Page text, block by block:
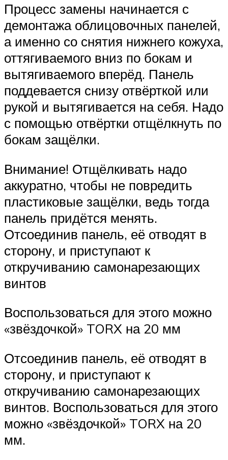
Процесс замены начинается с
демонтажа облицовочных панелей,
а именно со снятия нижнего кожуха,
оттягиваемого вниз по бокам и
вытягиваемого вперёд. Панель
поддевается снизу отвёрткой или
рукой и вытягивается на себя. Надо
с помощью отвёртки отщёлкнуть по
бокам защёлки.
Внимание! Отщёлкивать надо
аккуратно, чтобы не повредить
пластиковые защёлки, ведь тогда
панель придётся менять.
Отсоединив панель, её отводят в
сторону, и приступают к
откручиванию самонарезающих
винтов
Воспользоваться для этого можно
«звёздочкой» TORX на 20 мм
Отсоединив панель, её отводят в
сторону, и приступают к
откручиванию самонарезающих
винтов. Воспользоваться для этого
можно «звёздочкой» TORX на 20
мм.